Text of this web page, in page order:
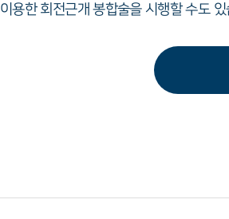
이용한 회전근개 봉합술을 시행할 수도 있